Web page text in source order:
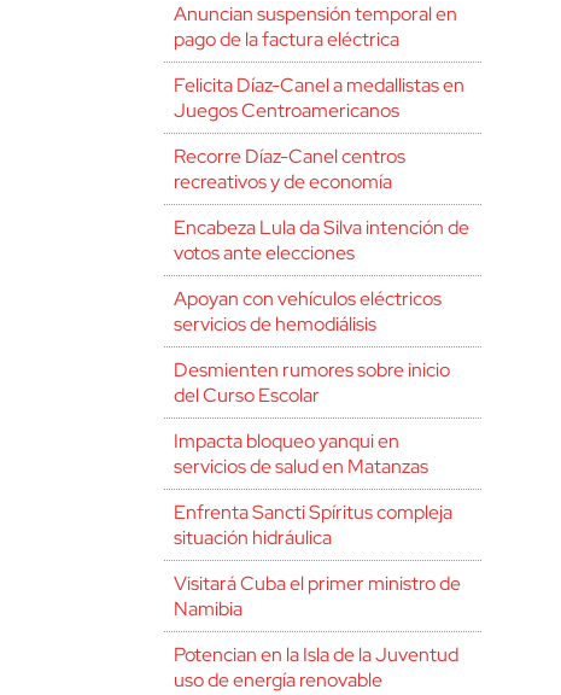
Anuncian suspensión temporal en
pago de la factura eléctrica
Felicita Díaz-Canel a medallistas en
Juegos Centroamericanos
Recorre Díaz-Canel centros
recreativos y de economía
Encabeza Lula da Silva intención de
votos ante elecciones
Apoyan con vehículos eléctricos
servicios de hemodiálisis
Desmienten rumores sobre inicio
del Curso Escolar
Impacta bloqueo yanqui en
servicios de salud en Matanzas
Enfrenta Sancti Spíritus compleja
situación hidráulica
Visitará Cuba el primer ministro de
Namibia
Potencian en la Isla de la Juventud
uso de energía renovable